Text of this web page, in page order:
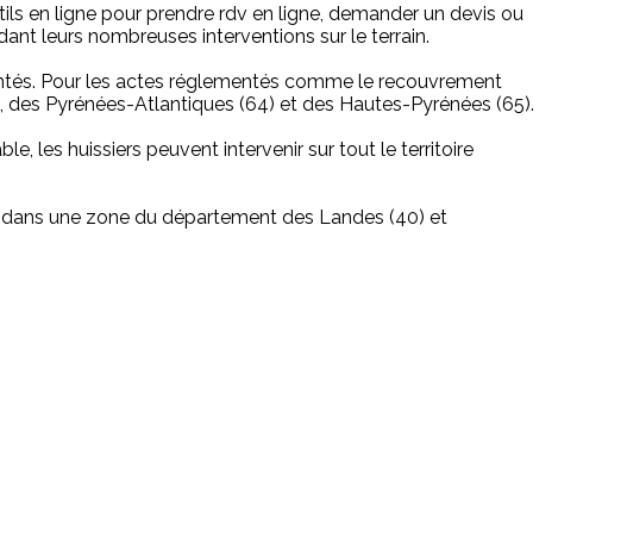
en ligne pour prendre rdv en ligne, demander un devis ou
leurs nombreuses interventions sur le terrain.
Pour les actes réglementés comme le recouvrement
Pyrénées-Atlantiques (64) et des Hautes-Pyrénées (65).
les huissiers peuvent intervenir sur tout le territoire
une zone du département des Landes (40) et